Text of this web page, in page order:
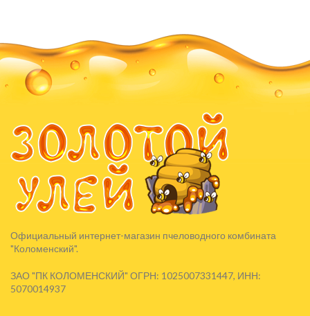
Официальный интернет-магазин пчеловодного комбината
"Коломенский".
ЗАО "ПК КОЛОМЕНСКИЙ" ОГРН: 1025007331447, ИНН:
5070014937